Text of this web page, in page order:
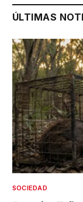
ÚLTIMAS
SOCIEDAD